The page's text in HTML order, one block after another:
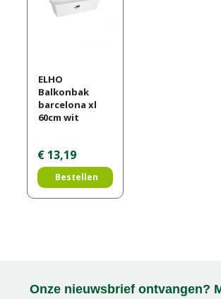
ELHO
Balkonbak
barcelona xl
60cm wit
€ 13,19
Bestellen
Onze nieuwsbrief ontvangen?